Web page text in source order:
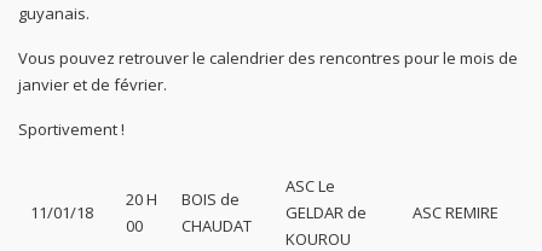
guyanais.
Vous pouvez retrouver le calendrier des rencontres pour le mois de
janvier et de février.
Sportivement !
11/01/18
20 H
00
BOIS de
CHAUDAT
ASC Le
GELDAR de
KOUROU
ASC REMIRE